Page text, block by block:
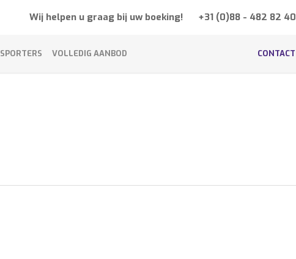
Wij helpen u graag bij uw boeking! +31 (0)88 - 482 82 40
SPORTERS VOLLEDIG AANBOD CONTACT